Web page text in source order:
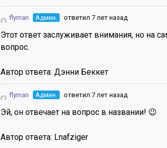
flyman Админ. ответил 7 лет назад
Этот ответ заслуживает внимания, но на
вопрос.
Автор ответа: Дэнни Беккет
flyman Админ. ответил 7 лет назад
Эй, он отвечает на вопрос в названии! 😉
Автор ответа: Lnafziger